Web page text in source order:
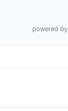
powered by